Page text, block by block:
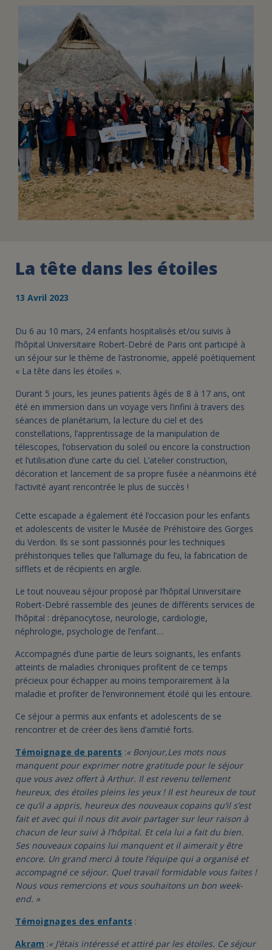
ASSURANCE VIE/LEGS
ESPACE PRESSE
JE DEVIENS
BÉNÉVOLE
DEVENIR
UN PETIT PRINCE
La tête dans les étoiles
13 Avril 2023
Du 6 au 10 mars, 24 enfants hospitalisés et/ou suivis à
l’hôpital Universitaire Robert-Debré de Paris ont participé à
un séjour sur le thème de l’astronomie, appelé poétiquement
« La tête dans les étoiles ».
Durant 5 jours, les jeunes patients âgés de 8 à 17 ans, ont
été en immersion dans un voyage vers l’infini à travers des
séances de planétarium, la lecture du ciel et des
constellations, l’apprentissage de la manipulation de
télescopes, l’observation du soleil ou encore la construction
et l’utilisation d’une carte du ciel. L’atelier construction,
décoration et lancement de sa propre fusée a néanmoins été
l’activité ayant rencontrée le plus de succès !
Cette escapade a également été l’occasion pour les enfants
et adolescents de visiter le Musée de Préhistoire des Gorges
du Verdon. Ils se sont passionnés pour les techniques
préhistoriques telles que l’allumage du feu, la fabrication de
sifflets et de récipients en argile.
Le tout nouveau séjour proposé par l’hôpital Universitaire
Robert-Debré rassemble des jeunes de différents services de
l’hôpital : drépanocytose, neurologie, cardiologie,
néphrologie, psychologie de l’enfant…
Accompagnés d’une partie de leurs soignants, les enfants
atteints de maladies chroniques profitent de ce temps
précieux pour échapper au moins temporairement à la
maladie et profiter de l’environnement étoilé qui les entoure.
Ce séjour a permis aux enfants et adolescents de se
rencontrer et de créer des liens d’amitié forts.
Témoignage de parents :« Bonjour,Les mots nous
manquent pour exprimer notre gratitude pour le séjour
que vous avez offert à Arthur. Il est revenu tellement
heureux, des étoiles pleins les yeux ! Il est heureux de tout
ce qu’il a appris, heureux des nouveaux copains qu’il s’est
fait et avec qui il nous dit avoir partager sur leur raison à
chacun de leur suivi à l’hôpital. Et cela lui a fait du bien.
Ses nouveaux copains lui manquent et il aimerait y être
encore. Un grand merci à toute l’équipe qui a organisé et
accompagné ce séjour. Quel travail formidable vous faites !
Nous vous remercions et vous souhaitons un bon week-
end. »
Témoignages des enfants :
Akram :« J’étais intéressé et attiré par les étoiles. Ce séjour